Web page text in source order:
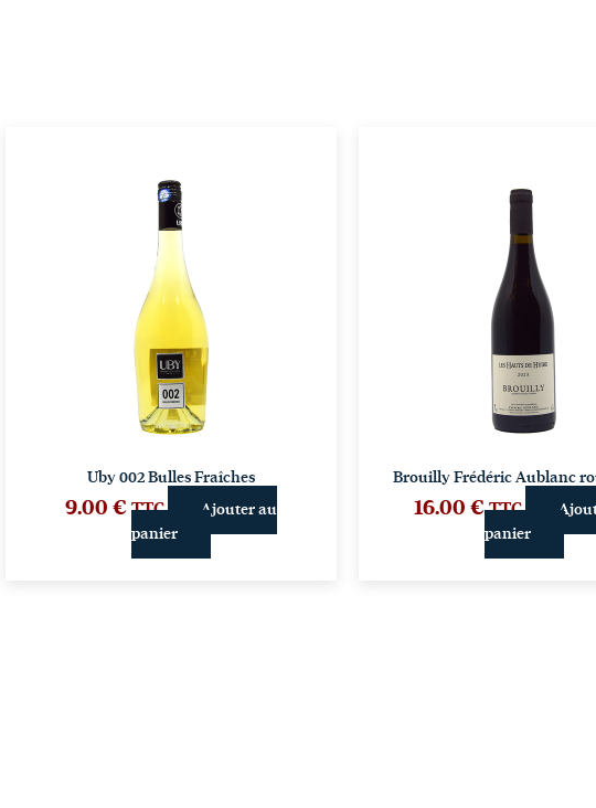
Uby 002 Bulles Fraîches
9.00 € TTC
Ajouter au
panier
Brouilly Frédéric Aublanc
16.00€ TTC
panier